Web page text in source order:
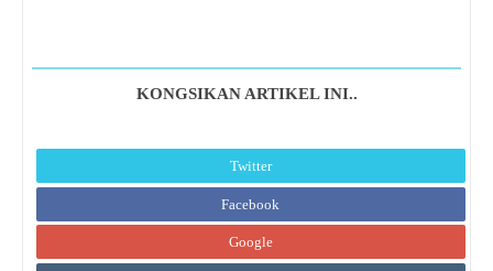
KONGSIKAN ARTIKEL INI..
Twitter
Facebook
Google